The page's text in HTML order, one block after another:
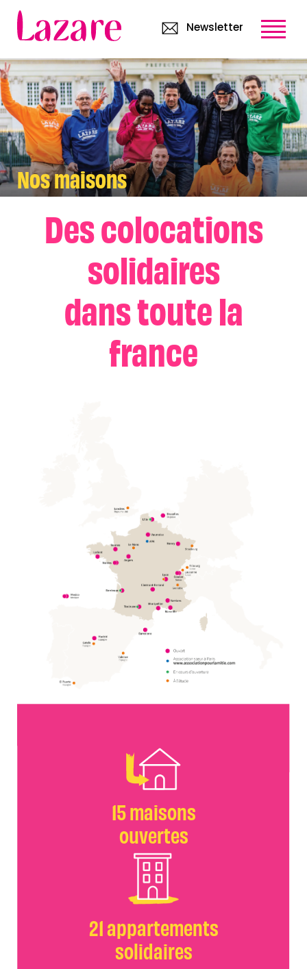
Newsletter
Nos maisons
Des colocations
solidaires
dans toute la
france
15 maisons
ouvertes
21 appartements
solidaires